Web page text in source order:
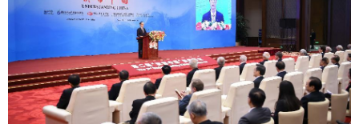
الرياضة السياحة والبيئة
مؤتمر صحفى للخارجية الصور